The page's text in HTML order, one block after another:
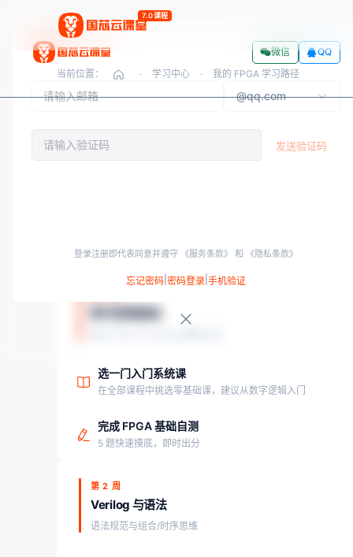
7.0课程
当前位置： - 学习中心 - 我的 FPGA 学习路径
LEARN PATH
我的 FPGA 学习路径
4 周节奏：系统课 · 章节测 · 证书刷题 · 项目与职业。
点亮你的能力树 · 初级→中级全路径 · 学完即点亮
数字逻辑基础
选一门入门系统课
在全部课程中挑选零基础课，建议从数字逻辑入门
完成 FPGA 基础自测
5 题快速摸底，即时出分
第 2 周
Verilog 与语法
语法规范与组合/时序思维
微信 QQ
@qq.com
发送验证码
登录注册即代表同意并遵守 《服务条款》 和 《隐私条款》
忘记密码 密码登录 手机验证